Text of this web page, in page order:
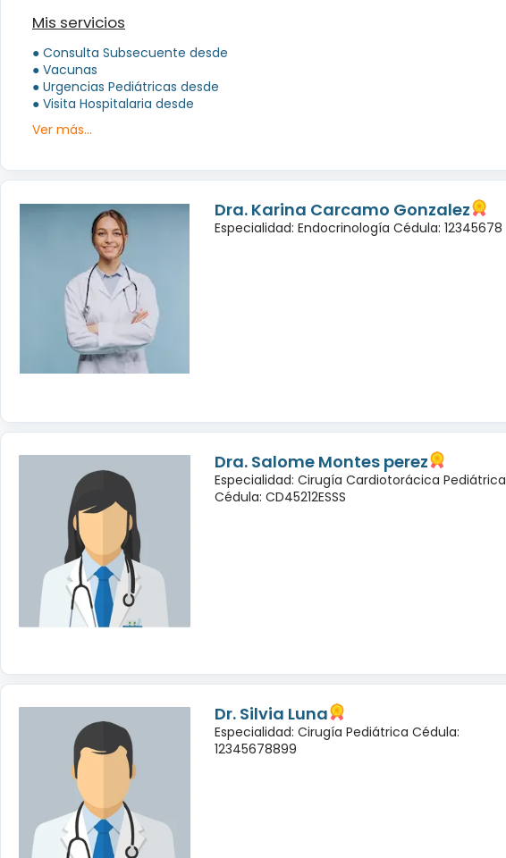
Mis servicios
● Consulta Subsecuente desde
● Vacunas
● Urgencias Pediátricas desde
● Visita Hospitalaria desde
Ver más...
Dra. Karina Carcamo Gonzalez
Especialidad: Endocrinología Cédula: 12345678
Dra. Salome Montes perez
Especialidad: Cirugía Cardiotorácica Pediátrica
Cédula: CD45212ESSS
Dr. Silvia Luna
Especialidad: Cirugía Pediátrica Cédula:
12345678899